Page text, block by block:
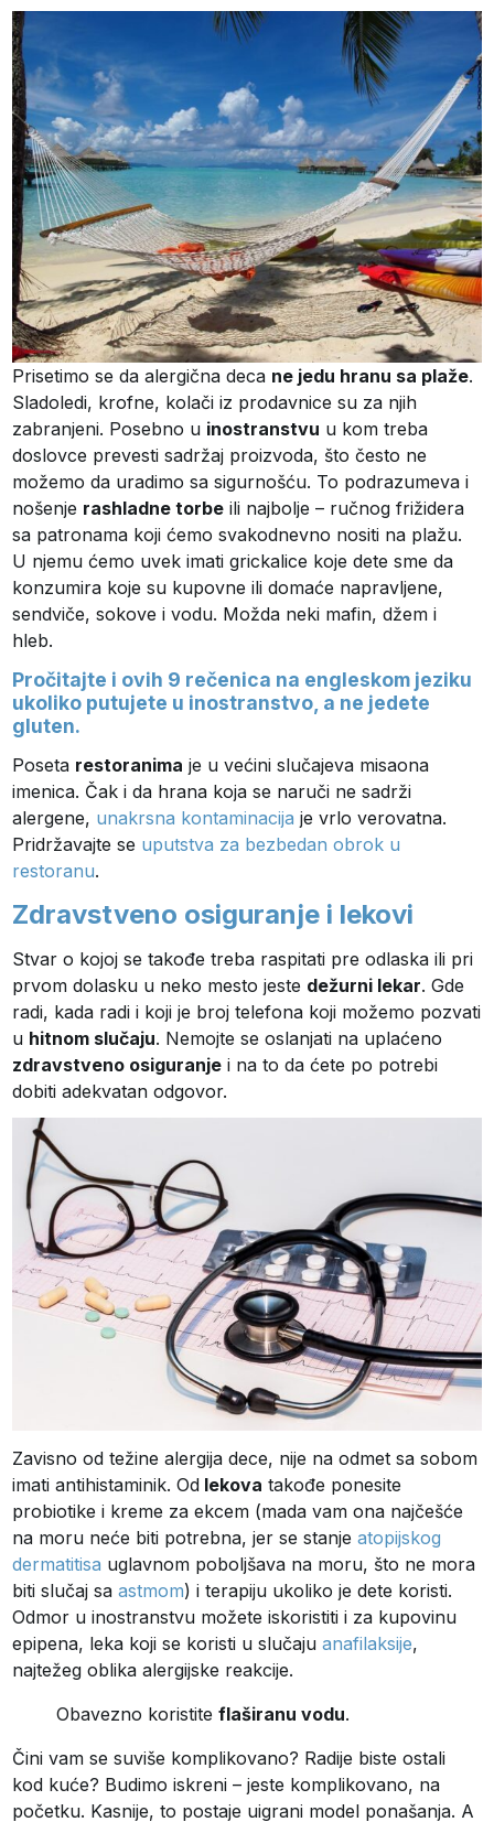
Prisetimo se da alergična deca ne jedu hranu sa plaže.
Sladoledi, krofne, kolači iz prodavnice su za njih
zabranjeni. Posebno u inostranstvu u kom treba
doslovce prevesti sadržaj proizvoda, što često ne
možemo da uradimo sa sigurnošću. To podrazumeva i
nošenje rashladne torbe ili najbolje – ručnog frižidera
sa patronama koji ćemo svakodnevno nositi na plažu.
U njemu ćemo uvek imati grickalice koje dete sme da
konzumira koje su kupovne ili domaće napravljene,
sendviče, sokove i vodu. Možda neki mafin, džem i
hleb.
Pročitajte i ovih 9 rečenica na engleskom jeziku
ukoliko putujete u inostranstvo, a ne jedete
gluten.
Poseta restoranima je u većini slučajeva misaona
imenica. Čak i da hrana koja se naruči ne sadrži
alergene, unakrsna kontaminacija je vrlo verovatna.
Pridržavajte se uputstva za bezbedan obrok u
restoranu.
Zdravstveno osiguranje i lekovi
Stvar o kojoj se takođe treba raspitati pre odlaska ili pri
prvom dolasku u neko mesto jeste dežurni lekar. Gde
radi, kada radi i koji je broj telefona koji možemo pozvati
u hitnom slučaju. Nemojte se oslanjati na uplaćeno
zdravstveno osiguranje i na to da ćete po potrebi
dobiti adekvatan odgovor.
Zavisno od težine alergija dece, nije na odmet sa sobom
imati antihistaminik. Od lekova takođe ponesite
probiotike i kreme za ekcem (mada vam ona najčešće
na moru neće biti potrebna, jer se stanjeatopijskog
dermatitisa uglavnom poboljšava na moru, što ne mora
biti slučaj saastmom) i terapiju ukoliko je dete koristi.
Odmor u inostranstvu možete iskoristiti i za kupovinu
epipena, leka koji se koristi u slučajuanafilaksije,
najtežeg oblika alergijske reakcije.
Obavezno koristiteflaširanu vodu.
Čini vam se suviše komplikovano? Radije biste ostali
kod kuće? Budimo iskreni – jeste komplikovano, na
početku. Kasnije, to postaje uigrani model ponašanja. A